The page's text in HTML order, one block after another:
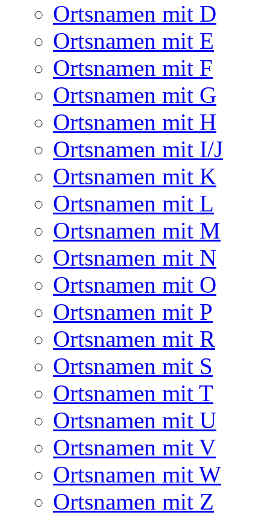
Ortsnamen mit D
Ortsnamen mit E
Ortsnamen mit F
Ortsnamen mit G
Ortsnamen mit H
Ortsnamen mit I/J
Ortsnamen mit K
Ortsnamen mit L
Ortsnamen mit M
Ortsnamen mit N
Ortsnamen mit O
Ortsnamen mit P
Ortsnamen mit R
Ortsnamen mit S
Ortsnamen mit T
Ortsnamen mit U
Ortsnamen mit V
Ortsnamen mit W
Ortsnamen mit Z